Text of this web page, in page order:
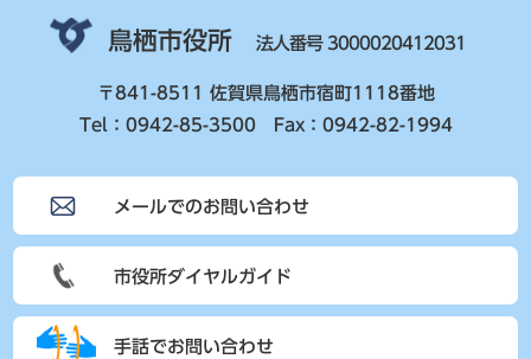
鳥栖市役所 法人番号 3000020412031
〒841-8511 佐賀県鳥栖市宿町1118番地
Tel：0942-85-3500 Fax：0942-82-1994
メールでのお問い合わせ
市役所ダイヤルガイド
手話でお問い合わせ